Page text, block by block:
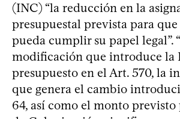
(INC) “la reducción en la
presupuestal prevista para
pueda cumplir su papel legal”.
modificación que introduce la
presupuesto en el Art. 570, la
que genera el cambio
64, así como el monto previsto